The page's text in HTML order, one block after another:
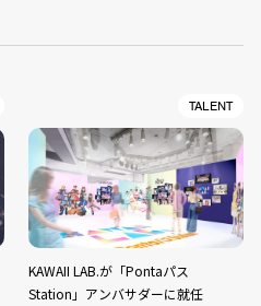
TALENT
KAWAII LAB.が「Pontaパス
Station」アンバサダーに就任